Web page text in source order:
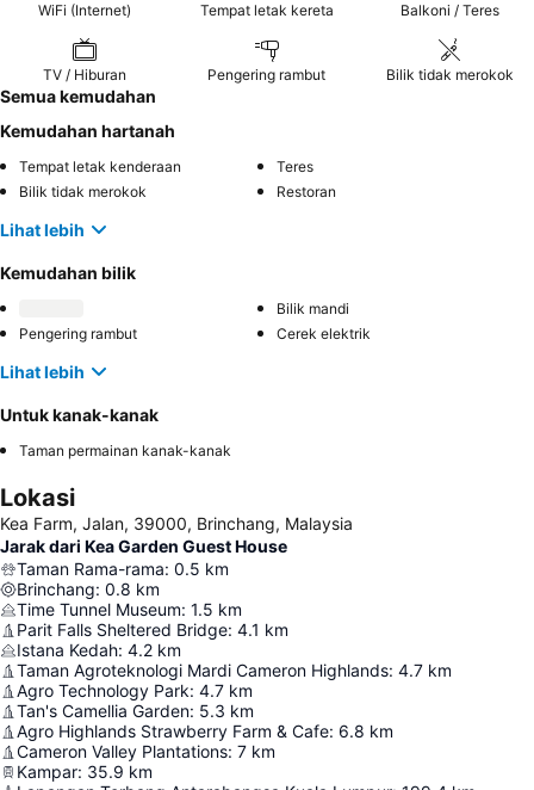
WiFi (Internet) Tempat letak kereta Balkoni / Teres
TV / Hiburan Pengering rambut Bilik tidak merokok
Semua kemudahan
Kemudahan hartanah
Tempat letak kenderaan
Teres
Bilik tidak merokok
Restoran
Lihat lebih
Kemudahan bilik
Bilik mandi
Pengering rambut
Cerek elektrik
Lihat lebih
Untuk kanak-kanak
Taman permainan kanak-kanak
Lokasi
Kea Farm, Jalan, 39000, Brinchang, Malaysia
Jarak dari Kea Garden Guest House
Taman Rama-rama: 0.5 km
Brinchang: 0.8 km
Time Tunnel Museum: 1.5 km
Parit Falls Sheltered Bridge: 4.1 km
Istana Kedah: 4.2 km
Taman Agroteknologi Mardi Cameron Highlands: 4.7 km
Agro Technology Park: 4.7 km
Tan's Camellia Garden: 5.3 km
Agro Highlands Strawberry Farm & Cafe: 6.8 km
Cameron Valley Plantations: 7 km
Kampar: 35.9 km